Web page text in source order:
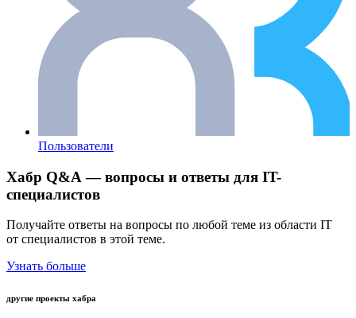
Пользователи
Хабр Q&A — вопросы и ответы для IT-
специалистов
Получайте ответы на вопросы по любой теме из области IT
от специалистов в этой теме.
Узнать больше
другие проекты хабра